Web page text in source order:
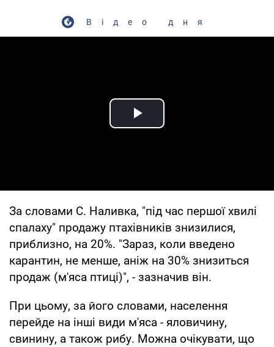
Відео дня
Play Video
За словами С. Наливка, "під час першої хвилі
спалаху" продажу птахівників знизилися,
приблизно, на 20%. "Зараз, коли введено
карантин, не менше, аніж на 30% знизиться
продаж (м'яса птиці)", - зазначив він.
При цьому, за його словами, населення
перейде на інші види м'яса - яловичину,
свинину, а також рибу. Можна очікувати, що